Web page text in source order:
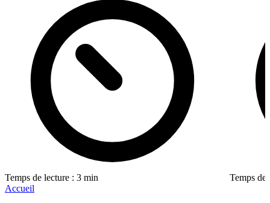
Temps de lecture : 3 min
Temps de
Accueil